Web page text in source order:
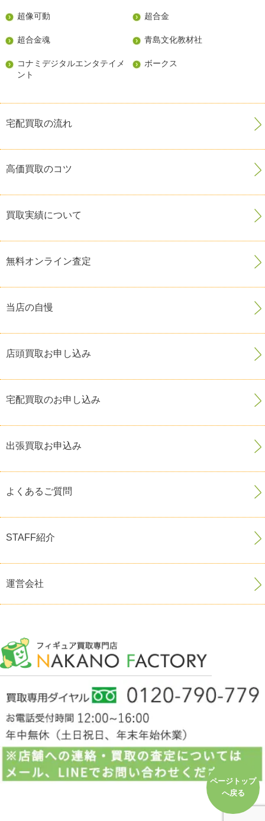
ページトップ
へ戻る
超像可動 超合金
超合金魂 青島文化教材社
コナミデジタルエンタテイメ
ント
ボークス
宅配買取の流れ
高価買取のコツ
買取実績について
無料オンライン査定
当店の自慢
店頭買取お申し込み
宅配買取のお申し込み
出張買取お申込み
よくあるご質問
STAFF紹介
運営会社